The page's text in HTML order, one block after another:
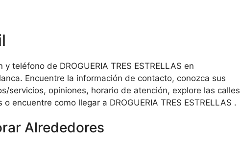
y teléfono de DROGUERIA TRES ESTRELLAS en
Encuentre la información de contacto, conozca sus
servicios, opiniones, horario de atención, explore las calles
o encuentre como llegar a DROGUERIA TRES ESTRELLAS .
Alrededores